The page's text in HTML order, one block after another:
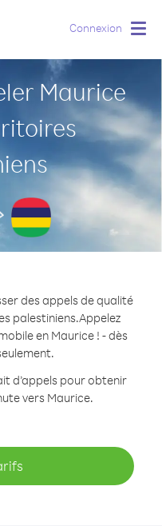
Connexion
Maurice
des appels de qualité
palestiniens.Appelez
en Maurice ! - dès
d’appels pour obtenir
vers Maurice.